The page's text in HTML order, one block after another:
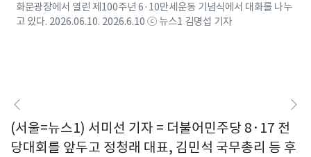
화문광장에서 열린 제100주년 6·10만세운동 기념식에서 대화를 나누
고 있다. 2026.06.10. 2026.6.10 ⓒ 뉴스1 김명섭 기자
(서울=뉴스1) 서미선 기자 = 더불어민주당 8·17 전
당대회를 앞두고 정청래 대표, 김민석 국무총리 등 후